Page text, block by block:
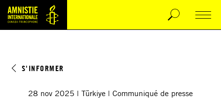
S'INFORMER
28 nov 2025 Türkiye Communiqué de presse